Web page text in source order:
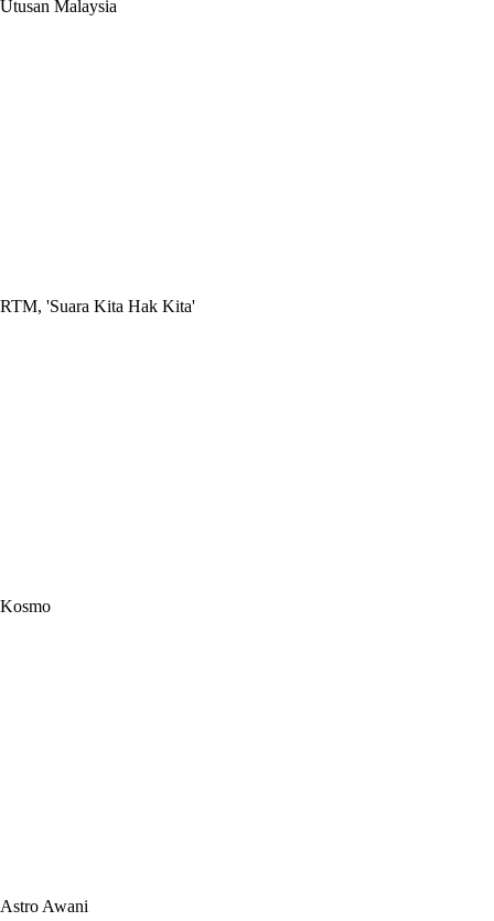
Utusan Malaysia
RTM, 'Suara Kita Hak Kita'
Kosmo
Astro Awani